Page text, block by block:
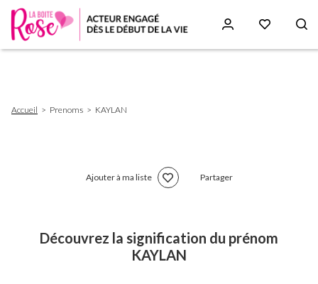
d'Ariane
Accueil Prenoms KAYLAN
Ajouter à ma liste Partager
Découvrez la signification du prénom
KAYLAN